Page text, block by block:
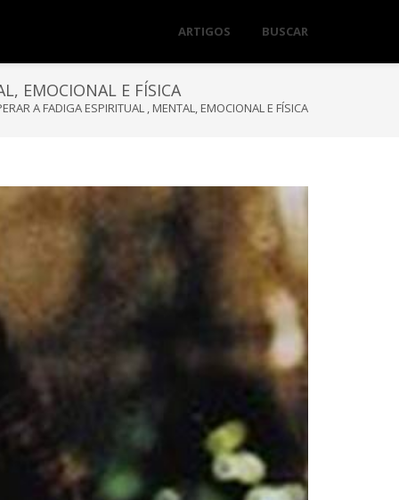
ARTIGOS BUSCAR
EMOCIONAL E FÍSICA
A FADIGA ESPIRITUAL , MENTAL, EMOCIONAL E FÍSICA